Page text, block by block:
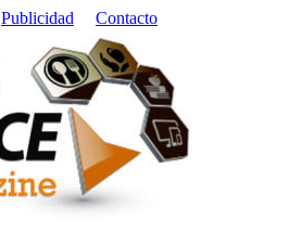
Publicidad Contacto